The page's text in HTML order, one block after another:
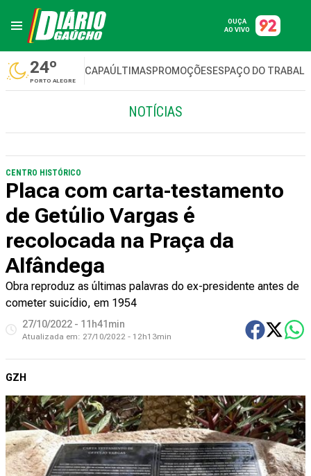
OUÇA
AO VIVO
24º
PORTO ALEGRE
CAPAÚLTIMASPROMOÇÕESESPAÇO DO
NOTÍCIAS
CENTRO HISTÓRICO
Placa com carta-testamento
de Getúlio Vargas é
recolocada na Praça da
Alfândega
Obra reproduz as últimas palavras do ex-presidente antes de
cometer suicídio, em 1954
27/10/2022 - 11h41min
Atualizada em: 27/10/2022 - 12h13min
GZH